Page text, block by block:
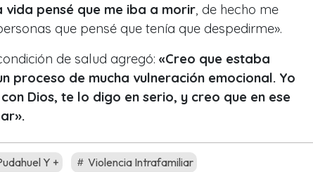
pensé que me iba a morir , de hecho me
que pensé que tenía que despedirme».
de salud agregó: «Creo que estaba
proceso de mucha vulneración emocional. Yo
Dios, te lo digo en serio, y creo que en ese
Y + Violencia Intrafamiliar